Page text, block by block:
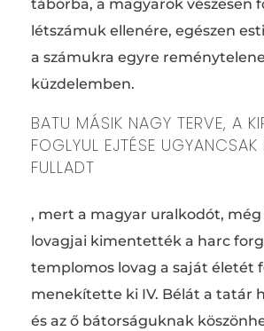
táborba, a magyarok vészesen
létszámuk ellenére, egészen
a számukra egyre
küzdelemben.
BATU MÁSIK NAGY TERVE, A
FOGLYUL EJTÉSE
FULLADT
, mert a magyar uralkodót,
lovagjai kimentették a harc
templomos lovag a saját életét
menekítette ki IV. Bélát a tatár
és az ő bátorságuknak